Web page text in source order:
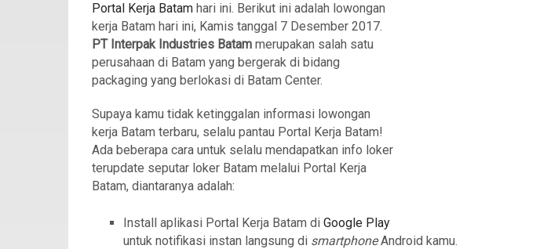
Portal Kerja Batam hari ini. Berikut ini adalah lowongan
kerja Batam hari ini, Kamis tanggal 7 Desember 2017.
PT Interpak Industries Batam merupakan salah satu
perusahaan di Batam yang bergerak di bidang
packaging yang berlokasi di Batam Center.
Supaya kamu tidak ketinggalan informasi lowongan
kerja Batam terbaru, selalu pantau Portal Kerja Batam!
Ada beberapa cara untuk selalu mendapatkan info loker
terupdate seputar loker Batam melalui Portal Kerja
Batam, diantaranya adalah:
Install aplikasi Portal Kerja Batam di Google Play
untuk notifikasi instan langsung di smartphoneAndroid kamu.